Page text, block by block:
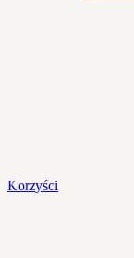
Korzyści